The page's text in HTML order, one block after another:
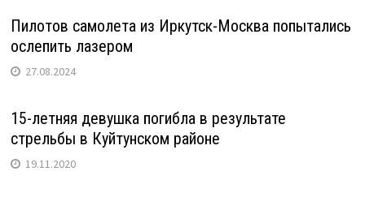
Пилотов самолета из Иркутск-Москва попытались
ослепить лазером
27.08.2024
15-летняя девушка погибла в результате
стрельбы в Куйтунском районе
19.11.2020